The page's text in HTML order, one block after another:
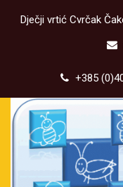
Dječji vrtić Cvrčak
+385